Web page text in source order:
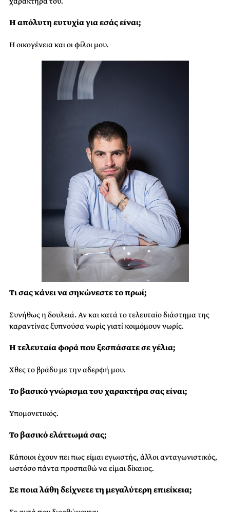
Η απόλυτη ευτυχία για εσάς είναι;
Η οικογένεια και οι φίλοι μου.
Τι σας κάνει να σηκώνεστε το πρωί;
Συνήθως η δουλειά. Αν και κατά το τελευταίο διάστημα της
καραντίνας ξυπνούσα νωρίς γιατί κοιμόμουν νωρίς.
Η τελευταία φορά που ξεσπάσατε σε γέλια;
Χθες το βράδυ με την αδερφή μου.
Το βασικό γνώρισμα του χαρακτήρα σας είναι;
Υπομονετικός.
Το βασικό ελάττωμά σας;
Κάποιοι έχουν πει πως είμαι εγωιστής, άλλοι ανταγωνιστικός,
ωστόσο πάντα προσπαθώ να είμαι δίκαιος.
Σε ποια λάθη δείχνετε τη μεγαλύτερη επιείκεια;